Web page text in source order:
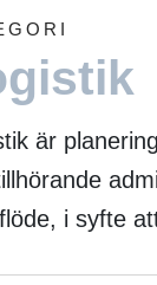
är
i syfte